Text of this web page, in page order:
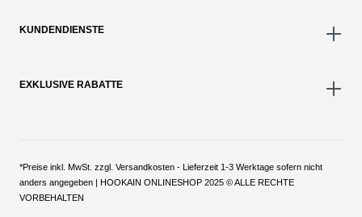
KUNDENDIENSTE
EXKLUSIVE RABATTE
*Preise inkl. MwSt. zzgl. Versandkosten - Lieferzeit 1-3 Werktage sofern nicht
anders angegeben | HOOKAIN ONLINESHOP 2025 © ALLE RECHTE
VORBEHALTEN